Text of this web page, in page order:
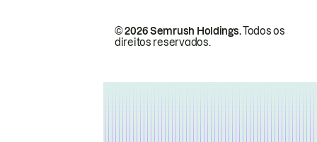
© 2026 Semrush Holdings.Todos os
direitos reservados.